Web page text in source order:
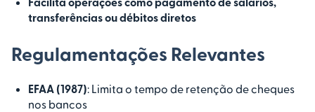
transferências ou débitos diretos
Regulamentações Relevantes
EFAA (1987): Limita o tempo de retenção de cheques
nos bancos